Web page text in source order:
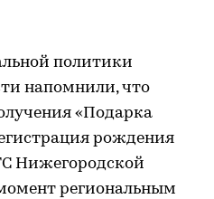
политики
напомнили, что
«Подарка
рождения
Нижегородской
региональным